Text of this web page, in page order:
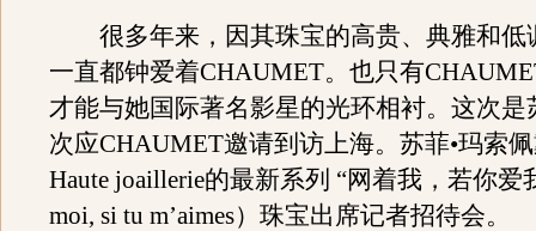
很多年来，因其珠宝的高贵、典雅和低
一直都钟爱着CHAUMET。也只有
才能与她国际著名影星的光环相衬。这次是
次应CHAUMET邀请到访上海。苏菲•玛索
Haute joaillerie的最新系列 “网着我，若你爱
moi, si tu m’aimes）珠宝出席记者招待会。